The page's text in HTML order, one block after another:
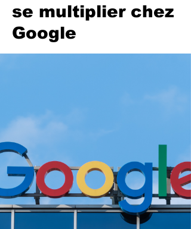
se multiplier chez
Google